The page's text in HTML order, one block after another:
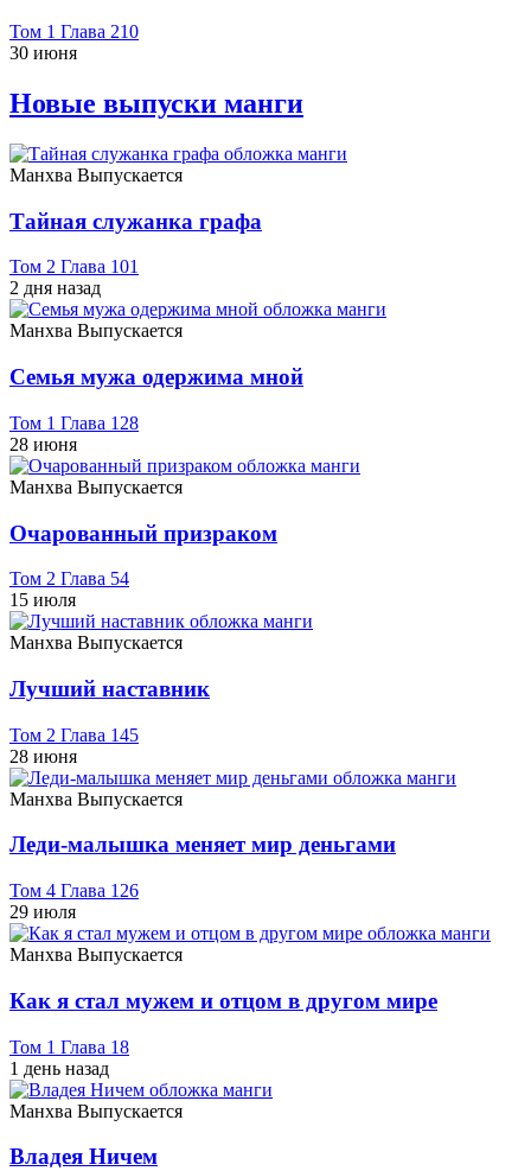
Том 1 Глава 210
30 июня
Новые выпуски манги
Манхва Выпускается
Тайная служанка графа
Том 2 Глава 101
2 дня назад
Манхва Выпускается
Семья мужа одержима мной
Том 1 Глава 128
28 июня
Манхва Выпускается
Очарованный призраком
Том 2 Глава 54
15 июля
Манхва Выпускается
Лучший наставник
Том 2 Глава 145
28 июня
Манхва Выпускается
Леди-малышка меняет мир деньгами
Том 4 Глава 126
29 июля
Манхва Выпускается
Как я стал мужем и отцом в другом мире
Том 1 Глава 18
1 день назад
Манхва Выпускается
Владея Ничем